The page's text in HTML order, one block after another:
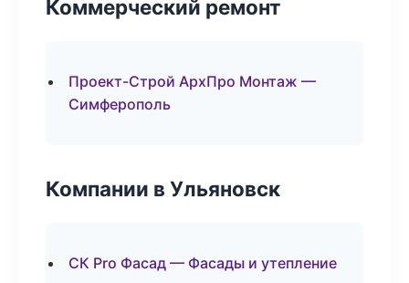
Коммерческий ремонт
Проект-Строй АрхПро Монтаж —
Симферополь
Компании в Ульяновск
СК Pro Фасад — Фасады и утепление